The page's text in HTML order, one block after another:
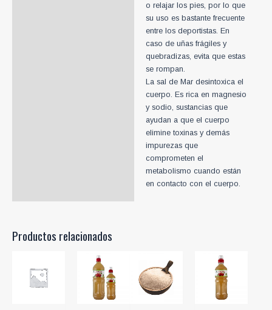
o relajar los pies, por lo que
su uso es bastante frecuente
entre los deportistas. En
caso de uñas frágiles y
quebradizas, evita que estas
se rompan.
La sal de Mar desintoxica el
cuerpo. Es rica en magnesio
y sodio, sustancias que
ayudan a que el cuerpo
elimine toxinas y demás
impurezas que
comprometen el
metabolismo cuando están
en contacto con el cuerpo.
Productos relacionados